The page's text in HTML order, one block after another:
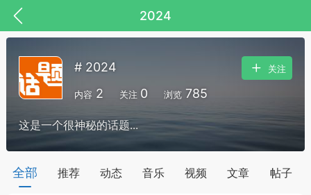
2024
# 2024
内容 2 关注 0 浏览 785
关注
这是一个很神秘的话题...
全部 推荐 动态 音乐 视频 文章 帖子